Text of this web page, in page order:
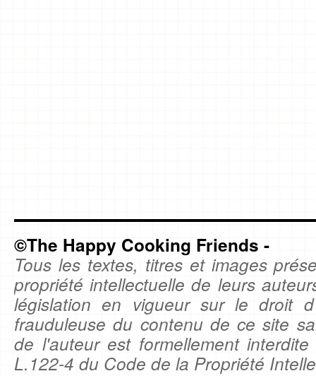
©The Happy Cooking Friends -
Tous les textes, titres et images
propriété intellectuelle de leurs
législation en vigueur sur le droit
frauduleuse du contenu de ce site
de l'auteur est formellement
L.122-4 du Code de la Propriété